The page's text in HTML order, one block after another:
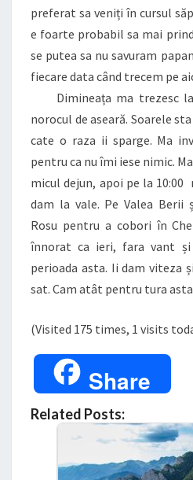
preferat sa veniți în cursul
e foarte probabil sa mai
se putea sa nu savuram
fiecare data când trecem pe
Dimineața ma trezesc
norocul de aseară. Soarele
cate o raza ii sparge. Ma
pentru ca nu îmi iese nimic.
micul dejun, apoi pe la
dam la vale. Pe Valea Berii
Rosu pentru a cobori în
înnorat ca ieri, fara vant
perioada asta. Ii dam viteza
sat. Cam atât pentru tura
(Visited 175 times, 1 visits
Share
Related Posts: